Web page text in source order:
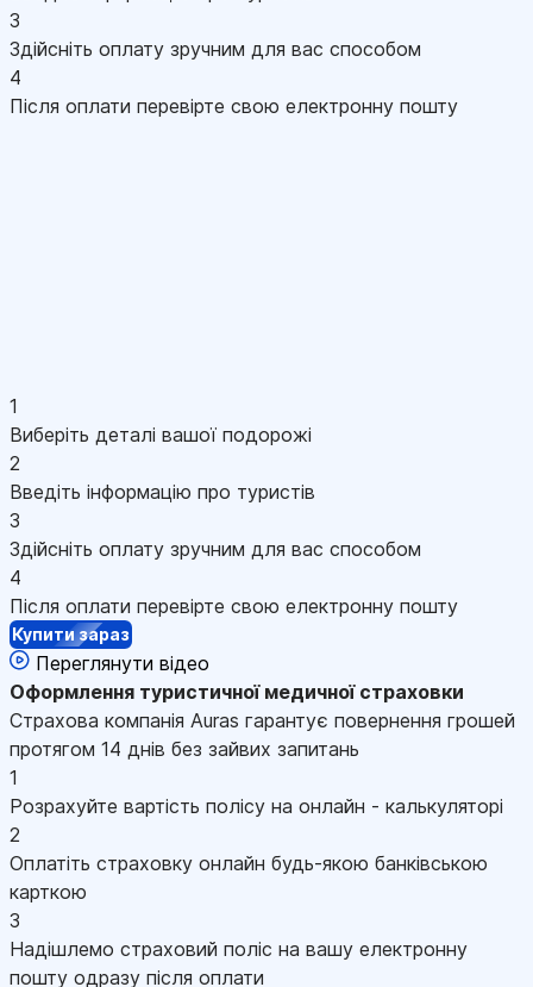
3
Здійсніть оплату зручним для вас способом
4
Після оплати перевірте свою електронну пошту
1
Виберіть деталі вашої подорожі
2
Введіть інформацію про туристів
3
Здійсніть оплату зручним для вас способом
4
Після оплати перевірте свою електронну пошту
Купити зараз
Переглянути відео
Оформлення туристичної медичної страховки
Страхова компанія Auras гарантує повернення грошей
протягом 14 днів без зайвих запитань
1
Розрахуйте вартість полісу на онлайн - калькуляторі
2
Оплатіть страховку онлайн будь-якою банківською
карткою
3
Надішлемо страховий поліс на вашу електронну
пошту одразу після оплати